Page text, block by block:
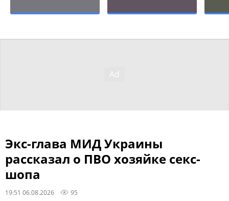
Экс-глава МИД Украины
рассказал о ПВО хозяйке секс-
шопа
19:51 06.08.2026 95